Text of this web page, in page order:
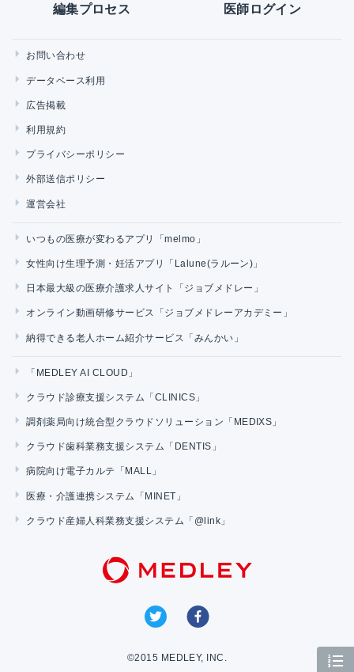
編集プロセス 医師ログイン
お問い合わせ
データベース利用
広告掲載
利用規約
プライバシーポリシー
外部送信ポリシー
運営会社
いつもの医療が変わるアプリ「melmo」
女性向け生理予測・妊活アプリ「Lalune(ラルーン)」
日本最大級の医療介護求人サイト「ジョブメドレー」
オンライン動画研修サービス「ジョブメドレーアカデミー」
納得できる老人ホーム紹介サービス「みんかい」
「MEDLEY AI CLOUD」
クラウド診療支援システム「CLINICS」
調剤薬局向け統合型クラウドソリューション「MEDIXS」
クラウド歯科業務支援システム「DENTIS」
病院向け電子カルテ「MALL」
医療・介護連携システム「MINET」
クラウド産婦人科業務支援システム「@link」
©2015 MEDLEY, INC.